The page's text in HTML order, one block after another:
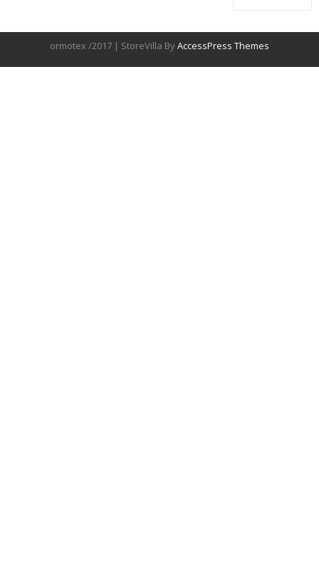
ormotex /2017 | StoreVilla ByAccessPress Themes